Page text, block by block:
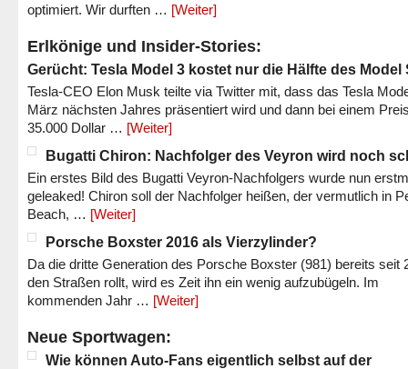
optimiert. Wir durften … [Weiter]
Erlkönige und Insider-Stories:
Gerücht: Tesla Model 3 kostet nur die Hälfte des Model
Tesla-CEO Elon Musk teilte via Twitter mit, dass das Tesla
März nächsten Jahres präsentiert wird und dann bei einem
35.000 Dollar … [Weiter]
Bugatti Chiron: Nachfolger des Veyron wird noch
Ein erstes Bild des Bugatti Veyron-Nachfolgers wurde nun
geleaked! Chiron soll der Nachfolger heißen, der vermutlich in
Beach, … [Weiter]
Porsche Boxster 2016 als Vierzylinder?
Da die dritte Generation des Porsche Boxster (981) bereits seit
den Straßen rollt, wird es Zeit ihn ein wenig aufzubügeln. Im
kommenden Jahr … [Weiter]
Neue Sportwagen:
Wie können Auto-Fans eigentlich selbst auf der